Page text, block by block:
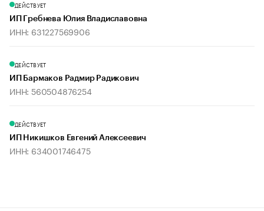
ДЕЙСТВУЕТ
ИП Гребнева Юлия Владиславовна
ИНН: 631227569906
ДЕЙСТВУЕТ
ИП Бармаков Радмир Радикович
ИНН: 560504876254
ДЕЙСТВУЕТ
ИП Никишков Евгений Алексеевич
ИНН: 634001746475